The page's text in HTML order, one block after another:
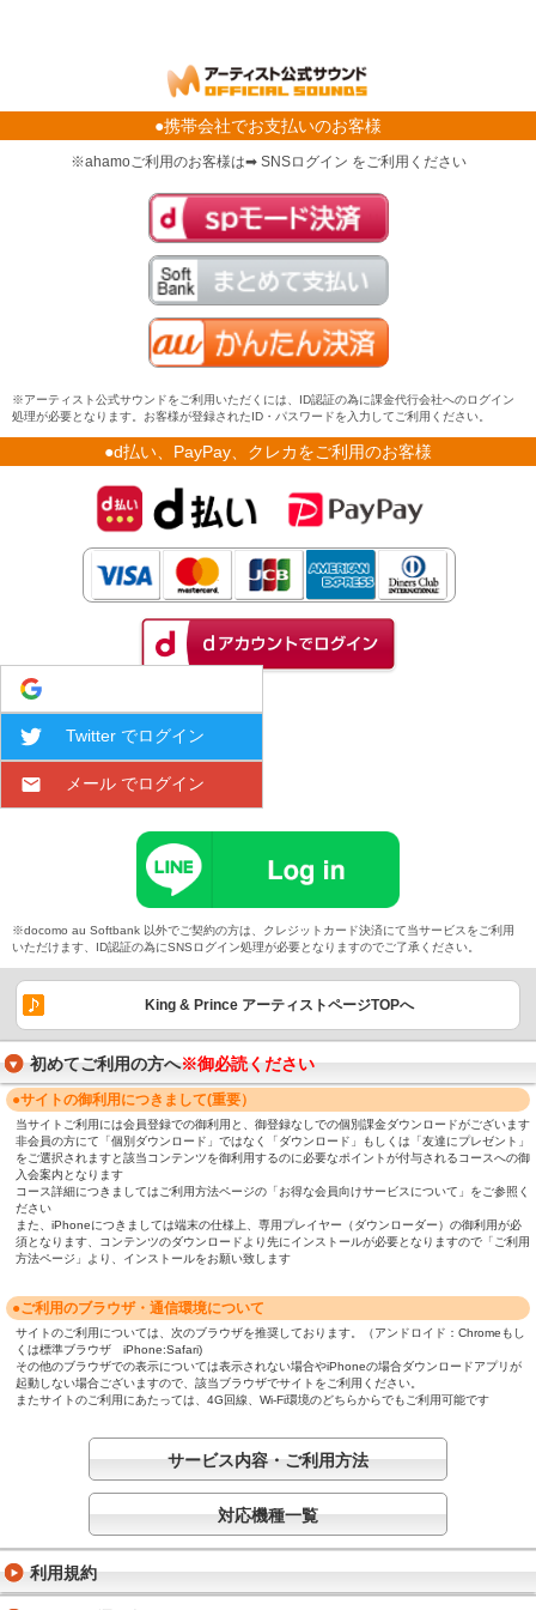
●携帯会社でお支払いのお客様
※ahamoご利用のお客様は➡ SNSログイン をご利用ください
※アーティスト公式サウンドをご利用いただくには、ID認証の為に課金代行会社へのログイン
処理が必要となります。お客様が登録されたID・パスワードを入力してご利用ください。
●d払い、PayPay、クレカをご利用のお客様
Twitter でログイン
メール でログイン
※docomo au Softbank 以外でご契約の方は、クレジットカード決済にて当サービスをご利用
いただけます、ID認証の為にSNSログイン処理が必要となりますのでご了承ください。
King & Prince アーティストページTOPへ
初めてご利用の方へ※御必読ください
●サイトの御利用につきまして(重要）
当サイトご利用には会員登録での御利用と、御登録なしでの個別課金ダウンロードがございます
非会員の方にて「個別ダウンロード」ではなく「ダウンロード」もしくは「友達にプレゼント」
をご選択されますと該当コンテンツを御利用するのに必要なポイントが付与されるコースへの御
入会案内となります
コース詳細につきましてはご利用方法ページの「お得な会員向けサービスについて」をご参照く
ださい
また、iPhoneにつきましては端末の仕様上、専用プレイヤー（ダウンローダー）の御利用が必
須となります、コンテンツのダウンロードより先にインストールが必要となりますので「ご利用
方法ページ」より、インストールをお願い致します
●ご利用のブラウザ・通信環境について
サイトのご利用については、次のブラウザを推奨しております。（アンドロイド：Chromeもし
くは標準ブラウザ iPhone:Safari)
その他のブラウザでの表示については表示されない場合やiPhoneの場合ダウンロードアプリが
起動しない場合ございますので、該当ブラウザでサイトをご利用ください。
またサイトのご利用にあたっては、4G回線、Wi-Fi環境のどちらからでもご利用可能です
サービス内容・ご利用方法
対応機種一覧
利用規約